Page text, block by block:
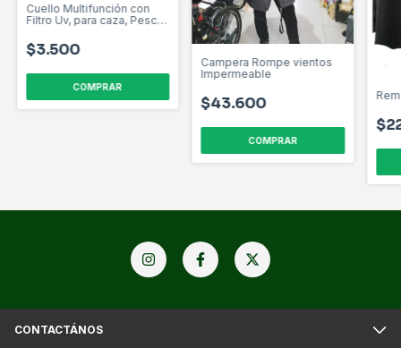
Cuello Multifunción con
Filtro Uv, para caza, Pesca,
actividad al aire libre
$3.500
Campera Rompe vientos
Impermeable
$43.600
COMPRAR
CONTACTÁNOS